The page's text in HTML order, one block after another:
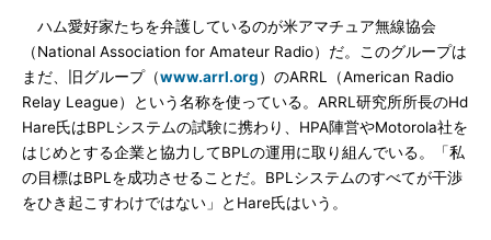
ハム愛好家たちを弁護しているのが米アマチュア無線協会
（National Association for Amateur Radio）だ。このグループは
まだ、旧グループ（www.arrl.org）のARRL（American Radio
Relay League）という名称を使っている。ARRL研究所所長のHd
Hare氏はBPLシステムの試験に携わり、HPA陣営やMotorola社を
はじめとする企業と協力してBPLの運用に取り組んでいる。「私
の目標はBPLを成功させることだ。BPLシステムのすべてが干渉
をひき起こすわけではない」とHare氏はいう。